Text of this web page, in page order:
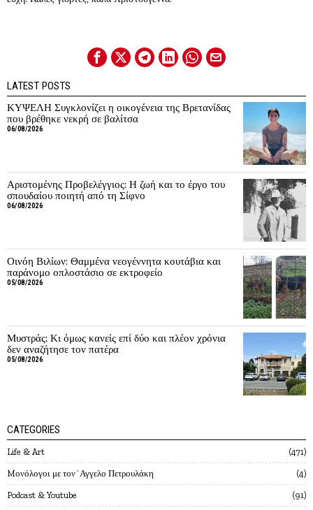
LATEST POSTS
ΚΥΨΕΛΗ Συγκλονίζει η οικογένεια της Βρετανίδας
που βρέθηκε νεκρή σε βαλίτσα
06/08/2026
Αριστομένης Προβελέγγιος: Η ζωή και το έργο του
σπουδαίου ποιητή από τη Σίφνο
06/08/2026
Οινόη Βιλίων: Θαμμένα νεογέννητα κουτάβια και
παράνομο οπλοστάσιο σε εκτροφείο
05/08/2026
Μυστράς: Κι όμως κανείς επί δύο και πλέον χρόνια
δεν αναζήτησε τον πατέρα
05/08/2026
CATEGORIES
Life & Art 471
Mονόλογοι με τον`Αγγελο Πετρουλάκη 4
Podcast & Youtube 91